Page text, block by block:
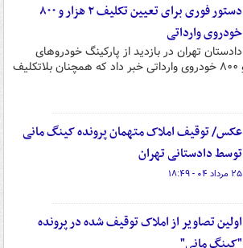
دستور فوری برای تعیین تکلیف ۲ هزار و ۸۰۰
خودروی وارداتی
دادستان تهران در بازدید از پارکینگ خودروهای
توقیفی، از وجود ۲ هزار و ۸۰۰ خودروی وارداتی خبر داد که همچنان بلاتکلیف
عکس/ توقیف املاک متهمان پرونده کینگ مانی
توسط دادستانی تهران
۲۵ مرداد ۰۴ - ۱۸:۴۹
اولین تصاویر از املاک توقیف شده در پرونده